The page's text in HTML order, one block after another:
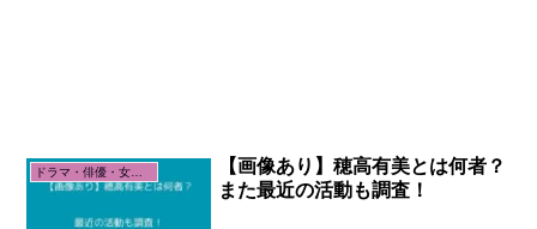
ドラマ・俳優・女優関係
【画像あり】穂高有美とは何者？
また最近の活動も調査！